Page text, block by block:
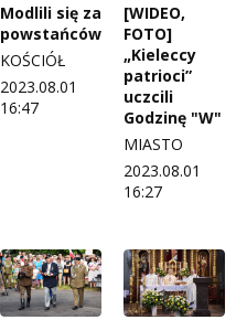
Modlili się za
powstańców
KOŚCIÓŁ
2023.08.01
16:47
[WIDEO,
FOTO]
„Kieleccy
patrioci”
uczcili
Godzinę "W"
MIASTO
2023.08.01
16:27